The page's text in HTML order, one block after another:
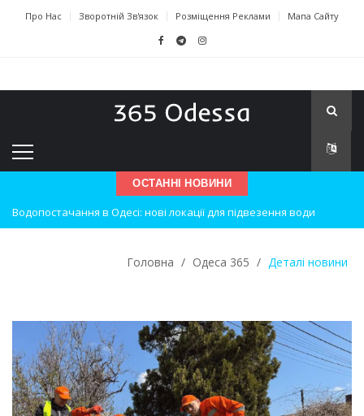
Про Нас Зворотній Зв'язок Розміщення Реклами Мапа Сайту
ОСТАННІ НОВИНИ
Одеські хокеїсти тріумфують на міжнародному турнірі
Успіхи одеситів на європейському чемпіонаті з карате
Новини з Зимової школи інсульту в Швейцарії
Інтеграція ветеранів в українське суспільство
Головна / Одеса 365 / Деталі новини